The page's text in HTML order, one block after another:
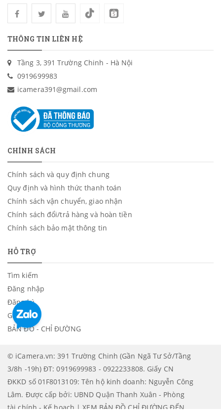
THÔNG TIN LIÊN HỆ
Tầng 3, 391 Trường Chinh - Hà Nội
0919699983
icamera391@gmail.com
CHÍNH SÁCH
Chính sách và quy định chung
Quy định và hình thức thanh toán
Chính sách vận chuyển, giao nhận
Chính sách đổi/trả hàng và hoàn tiền
Chính sách bảo mật thông tin
HỖ TRỢ
Tìm kiếm
Đăng nhập
Đăng ký
Giỏ hàng
BẢN ĐỒ - CHỈ ĐƯỜNG
© iCamera.vn: 391 Trường Chinh (Gần Ngã Tư Sở/Tầng
3/8h -19h) ĐT: 0919699983 - 0922233808. Giấy CN
ĐKKD số 01F8013109: Tên hộ kinh doanh: Nguyễn Công
Lâm. Được cấp bởi: UBND Quận Thanh Xuân - Phòng
tài chính - Kế hoạch | XEM BẢN ĐỒ CHỈ ĐƯỜNG ĐẾN